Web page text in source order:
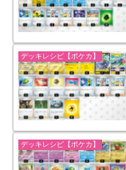
デッキレシピ【ポケカ】
デッキレシピ【ポケカ】